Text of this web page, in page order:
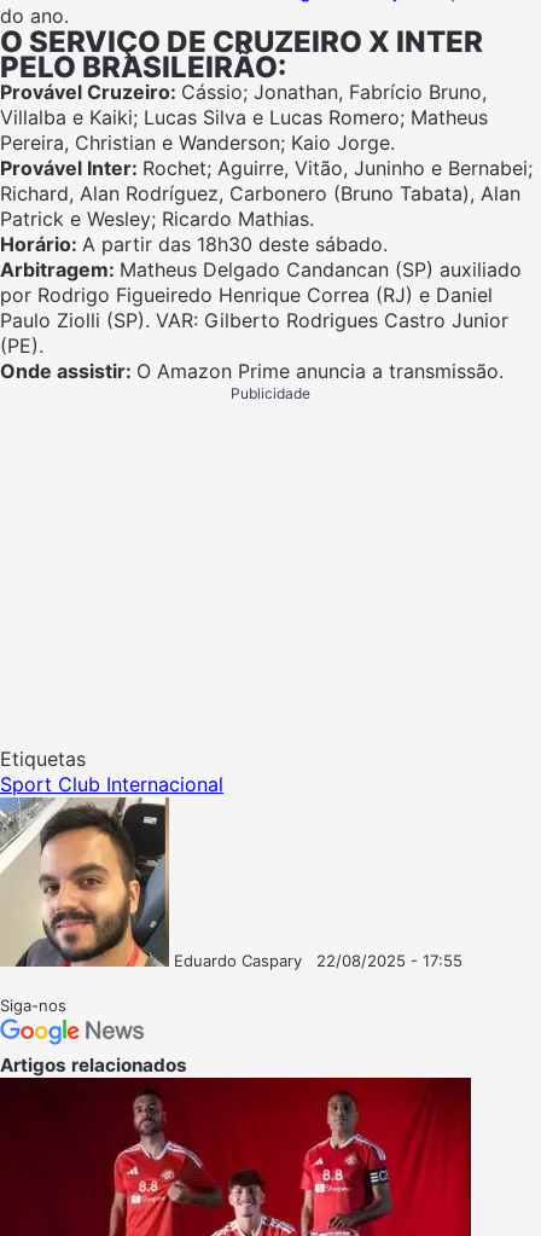
do ano.
O SERVIÇO DE CRUZEIRO X INTER
PELO BRASILEIRÃO:
Provável Cruzeiro: Cássio; Jonathan, Fabrício Bruno,
Villalba e Kaiki; Lucas Silva e Lucas Romero; Matheus
Pereira, Christian e Wanderson; Kaio Jorge.
Provável Inter: Rochet; Aguirre, Vitão, Juninho e Bernabei;
Richard, Alan Rodríguez, Carbonero (Bruno Tabata), Alan
Patrick e Wesley; Ricardo Mathias.
Horário: A partir das 18h30 deste sábado.
Arbitragem: Matheus Delgado Candancan (SP) auxiliado
por Rodrigo Figueiredo Henrique Correa (RJ) e Daniel
Paulo Ziolli (SP). VAR: Gilberto Rodrigues Castro Junior
(PE).
Onde assistir: O Amazon Prime anuncia a transmissão.
Publicidade
Etiquetas
Sport Club Internacional
Eduardo Caspary
22/08/2025 - 17:55
Siga-nos
Artigos relacionados